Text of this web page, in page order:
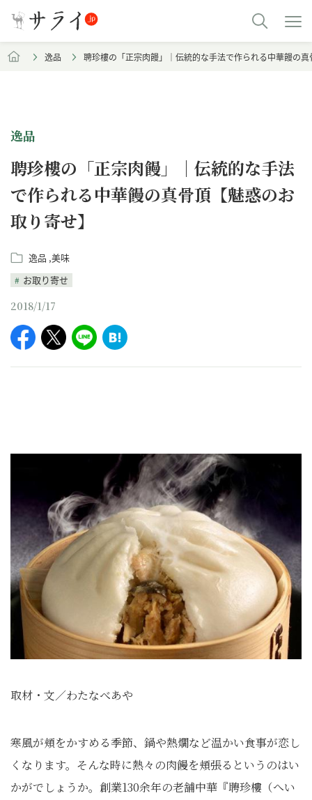
逸品 聘珍樓の「正宗肉饅」｜伝統的な手法で作られる中華饅の
逸品
聘珍樓の「正宗肉饅」｜伝統的な手法
で作られる中華饅の真骨頂【魅惑のお
取り寄せ】
逸品 美味
お取り寄せ
2018/1/17
取材・文／わたなべあや
寒風が頬をかすめる季節、鍋や熱燗など温かい食事が恋し
くなります。そんな時に熱々の肉饅を頬張るというのはい
かがでしょうか。創業130余年の老舗中華『聘珍樓（へい